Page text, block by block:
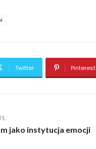
Twitter Pinterest
jako instytucja emocji